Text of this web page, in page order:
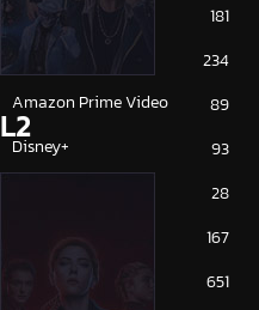
ดูซีรี่ย์ 2025
181
234
Amazon Prime Video
89
Disney+
93
28
167
651
L2